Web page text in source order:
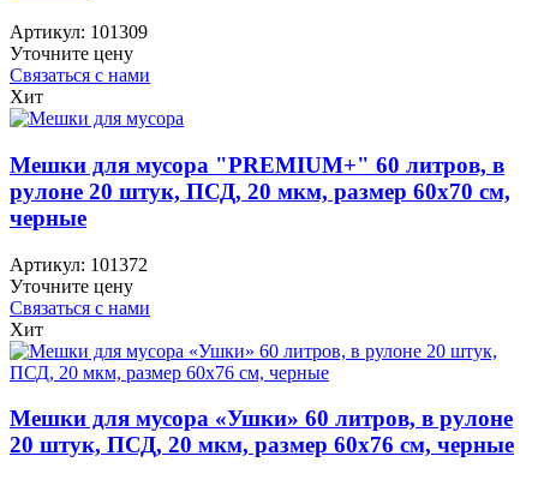
Артикул: 101309
Уточните цену
Связаться с нами
Хит
Мешки для мусора "PREMIUM+" 60 литров, в
рулоне 20 штук, ПСД, 20 мкм, размер 60х70 см,
черные
Артикул: 101372
Уточните цену
Связаться с нами
Хит
Мешки для мусора «Ушки» 60 литров, в рулоне
20 штук, ПСД, 20 мкм, размер 60х76 см, черные